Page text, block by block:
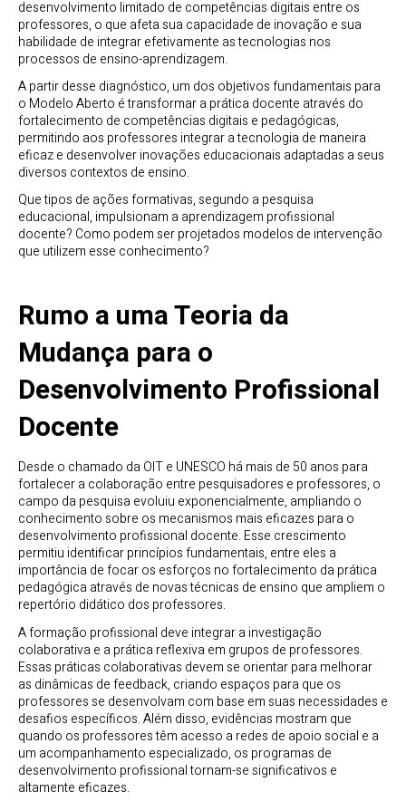
desenvolvimento limitado de competências digitais entre os
professores, o que afeta sua capacidade de inovação e sua
habilidade de integrar efetivamente as tecnologias nos
processos de ensino-aprendizagem.
A partir desse diagnóstico, um dos objetivos fundamentais para
o Modelo Aberto é transformar a prática docente através do
fortalecimento de competências digitais e pedagógicas,
permitindo aos professores integrar a tecnologia de maneira
eficaz e desenvolver inovações educacionais adaptadas a seus
diversos contextos de ensino.
Que tipos de ações formativas, segundo a pesquisa
educacional, impulsionam a aprendizagem profissional
docente? Como podem ser projetados modelos de intervenção
que utilizem esse conhecimento?
Rumo a uma Teoria da
Mudança para o
Desenvolvimento Profissional
Docente
Desde o chamado da OIT e UNESCO há mais de 50 anos para
fortalecer a colaboração entre pesquisadores e professores, o
campo da pesquisa evoluiu exponencialmente, ampliando o
conhecimento sobre os mecanismos mais eficazes para o
desenvolvimento profissional docente. Esse crescimento
permitiu identificar princípios fundamentais, entre eles a
importância de focar os esforços no fortalecimento da prática
pedagógica através de novas técnicas de ensino que ampliem o
repertório didático dos professores.
A formação profissional deve integrar a investigação
colaborativa e a prática reflexiva em grupos de professores.
Essas práticas colaborativas devem se orientar para melhorar
as dinâmicas de feedback, criando espaços para que os
professores se desenvolvam com base em suas necessidades e
desafios específicos. Além disso, evidências mostram que
quando os professores têm acesso a redes de apoio social e a
um acompanhamento especializado, os programas de
desenvolvimento profissional tornam-se significativos e
altamente eficazes.